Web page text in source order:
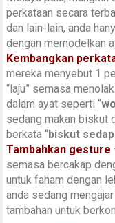
perkataan secara
dan lain-lain, anda
dengan memodelkan
Kembangkan
mereka menyebut 1
“laju” semasa
dalam ayat seperti “
sedang makan biskut
berkata “biskut sedap
Tambahkan gesture
semasa bercakap
untuk faham dengan
anda sedang
tambahan untuk